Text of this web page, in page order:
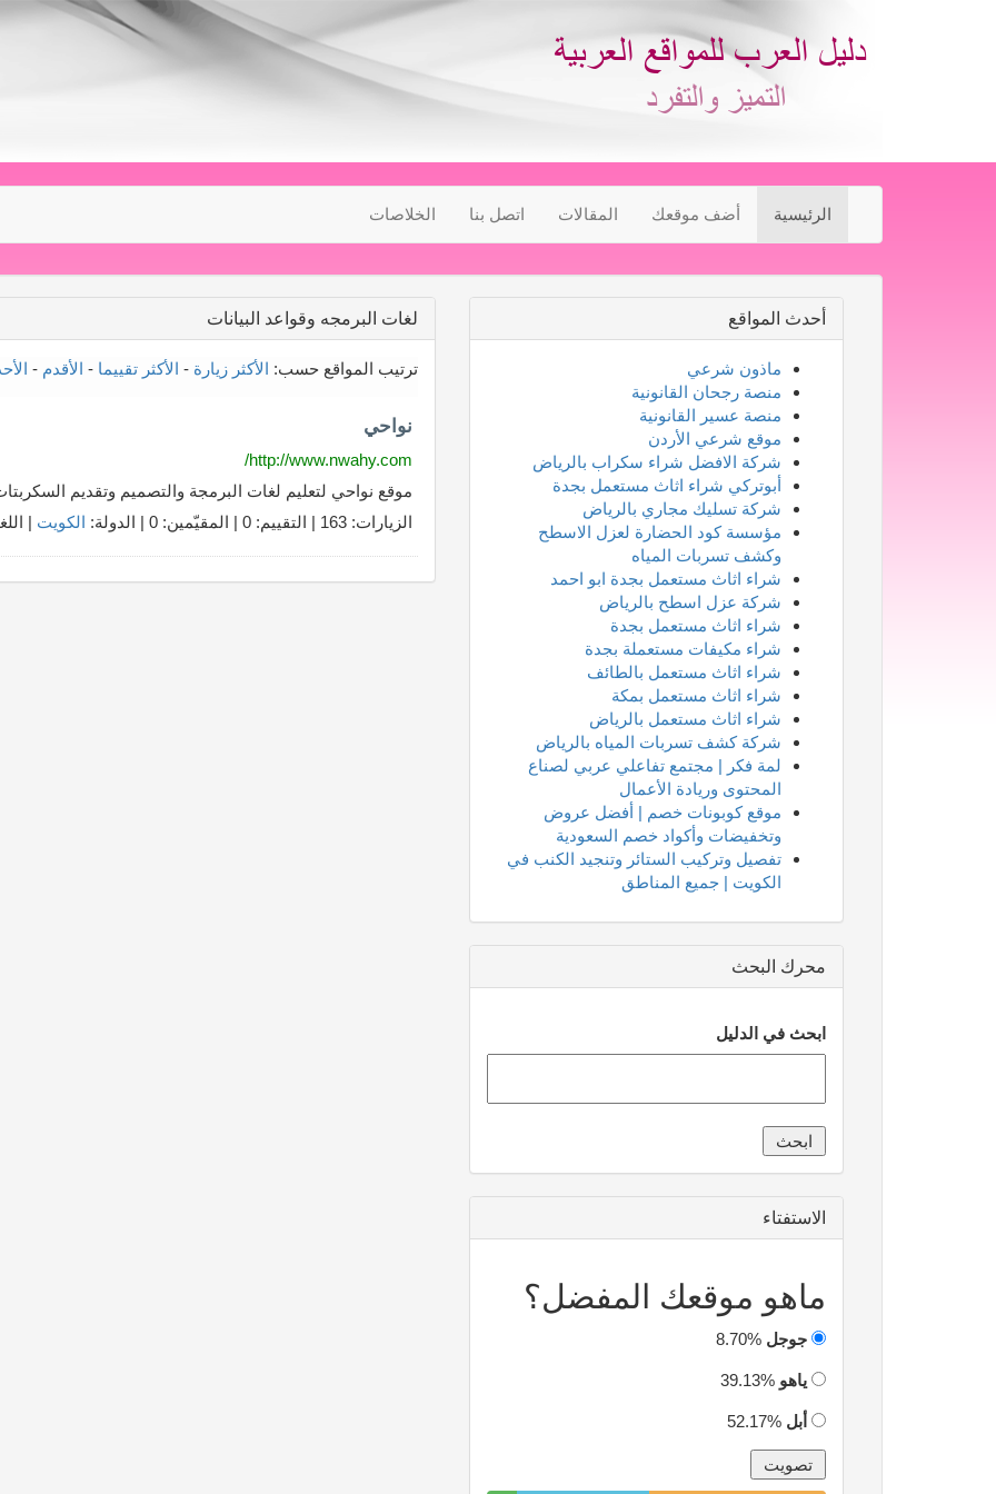
الرئيسية أضف موقعك المقالات اتصل بنا الخلاصات
لغات البرمجه وقواعد البيانات
ترتيب المواقع حسب: الأكثر زيارة - الأكثر تقييما - الأقدم -
نواحي
http://www.nwahy.com/
موقع نواحي لتعليم لغات البرمجة والتصميم وتقديم
الزيارات: 163 | التقييم: 0 | المقيّمين: 0 | الدولة:
الكويت |
أحدث المواقع
ماذون شرعي
منصة رجحان القانونية
منصة عسير القانونية
موقع شرعي الأردن
شركة الافضل شراء سكراب بالرياض
أبوتركي شراء اثاث مستعمل بجدة
شركة تسليك مجاري بالرياض
مؤسسة كود الحضارة لعزل الاسطح
وكشف تسربات المياه
شراء اثاث مستعمل بجدة ابو احمد
شركة عزل اسطح بالرياض
شراء اثاث مستعمل بجدة
شراء مكيفات مستعملة بجدة
شراء اثاث مستعمل بالطائف
شراء اثاث مستعمل بمكة
شراء اثاث مستعمل بالرياض
شركة كشف تسربات المياه بالرياض
لمة فكر | مجتمع تفاعلي عربي لصناع
المحتوى وريادة الأعمال
موقع كوبونات خصم | أفضل عروض
وتخفيضات وأكواد خصم السعودية
تفصيل وتركيب الستائر وتنجيد الكنب في
الكويت | جميع المناطق
محرك البحث
ابحث في الدليل
الاستفتاء
ماهو موقعك المفضل؟
جوجل 8.70%
ياهو 39.13%
أبل 52.17%